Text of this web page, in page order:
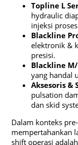
Topline L
hydraulic
injeksi
Blackline
elektronik &
presisi.
Blackline M/
yang handal
Aksesoris &
pulsation
dan skid
Dalam konteks
mempertahankan
shift operasi